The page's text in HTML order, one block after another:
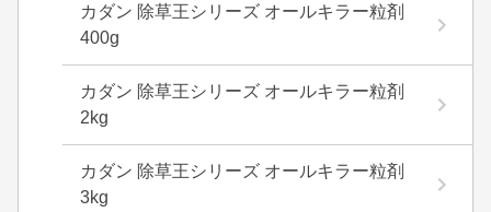
カダン 除草王シリーズ オールキラー粒剤
400g
カダン 除草王シリーズ オールキラー粒剤
2kg
カダン 除草王シリーズ オールキラー粒剤
3kg